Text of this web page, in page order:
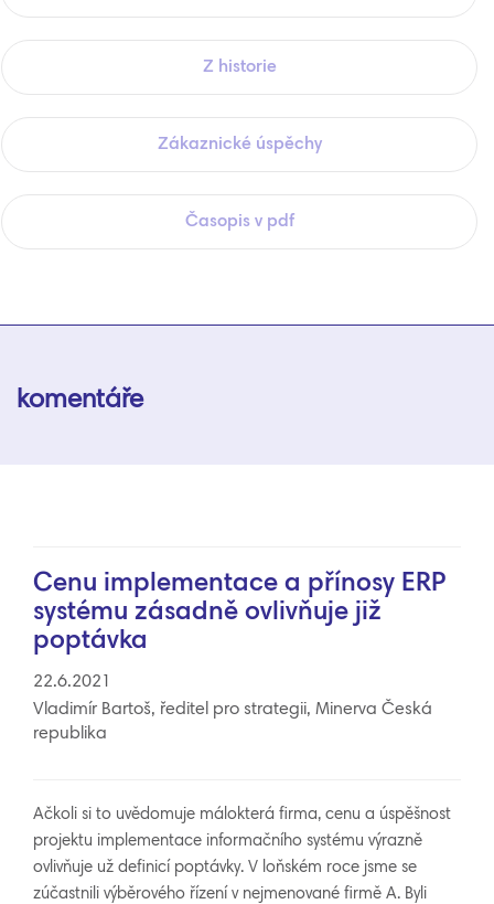
Z historie
Zákaznické úspěchy
Časopis v pdf
komentáře
Cenu implementace a přínosy ERP
systému zásadně ovlivňuje již
poptávka
22.6.2021
Vladimír Bartoš, ředitel pro strategii, Minerva Česká
republika
Ačkoli si to uvědomuje málokterá firma, cenu a úspěšnost
projektu implementace informačního systému výrazně
ovlivňuje už definicí poptávky. V loňském roce jsme se
zúčastnili výběrového řízení v nejmenované firmě A. Byli